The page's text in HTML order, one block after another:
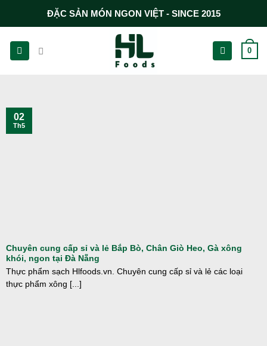
dung
ĐẶC SẢN MÓN NGON VIỆT - SINCE 2015
0
Chuyên cung cấp sỉ và lẻ Bắp Bò, Chân Giò Heo, Gà xông
khói, ngon tại Đà Nẵng
Thực phẩm sạch Hlfoods.vn. Chuyên cung cấp sỉ và lẻ các loại
thực phẩm xông [...]
02
Th5